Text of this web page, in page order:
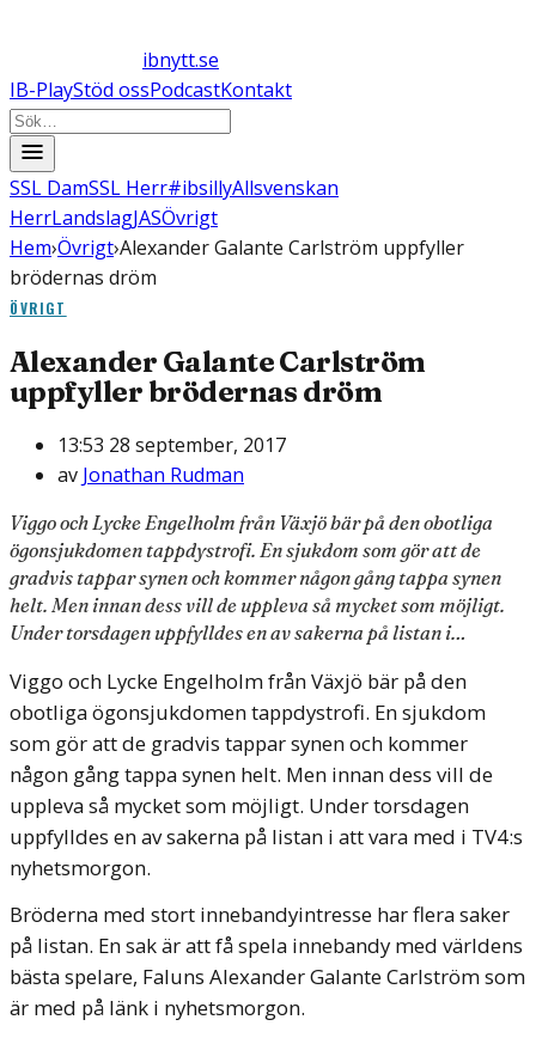
ibnytt.se
IB-PlayStöd ossPodcastKontakt
SSL DamSSL Herr#ibsillyAllsvenskan
HerrLandslagJASÖvrigt
Hem›Övrigt›Alexander Galante Carlström uppfyller
brödernas dröm
ÖVRIGT
Alexander Galante Carlström
uppfyller brödernas dröm
13:53 28 september, 2017
av Jonathan Rudman
Viggo och Lycke Engelholm från Växjö bär på den obotliga
ögonsjukdomen tappdystrofi. En sjukdom som gör att de
gradvis tappar synen och kommer någon gång tappa synen
helt. Men innan dess vill de uppleva så mycket som möjligt.
Under torsdagen uppfylldes en av sakerna på listan i…
Viggo och Lycke Engelholm från Växjö bär på den
obotliga ögonsjukdomen tappdystrofi. En sjukdom
som gör att de gradvis tappar synen och kommer
någon gång tappa synen helt. Men innan dess vill de
uppleva så mycket som möjligt. Under torsdagen
uppfylldes en av sakerna på listan i att vara med i TV4:s
nyhetsmorgon.
Bröderna med stort innebandyintresse har flera saker
på listan. En sak är att få spela innebandy med världens
bästa spelare, Faluns Alexander Galante Carlström som
är med på länk i nyhetsmorgon.